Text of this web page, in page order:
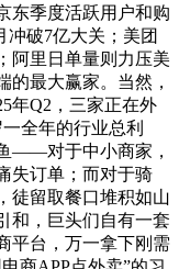
东季度活跃用户和购
冲破7亿大关；美团
阿里日单量则力压美
的最大赢家。当然，
年Q2，三家正在外
全年的行业总利
——对于中小商家，
失订单；而对于骑
徒留取餐口堆积如山
和，巨头们自有一套
平台，万一拿下刚需